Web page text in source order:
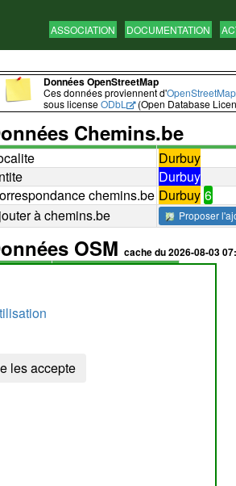
ASSOCIATION DOCUMENTATION
les accepte
Données OpenStreetMap
Ces données proviennent d'OpenStreetMap
sous licenseODbL (Open Database
Chemins.be
Durbuy
Durbuy
chemins.be Durbuy 6
à chemins.be
Proposer
OSM cache du 2026-08-03